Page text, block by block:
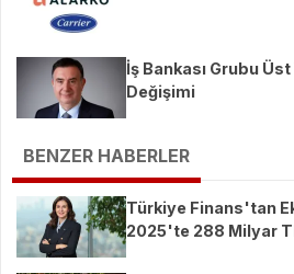
İş Bankası Grubu
Değişimi
BENZER HABERLER
Türkiye Finans'tan
2025'te 288 Milyar